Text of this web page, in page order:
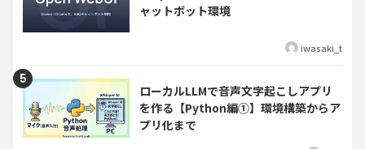
ャットボット環境
iwasaki_t
ローカルLLMで音声文字起こしアプリ
を作る【Python編①】環境構築からア
プリ化まで